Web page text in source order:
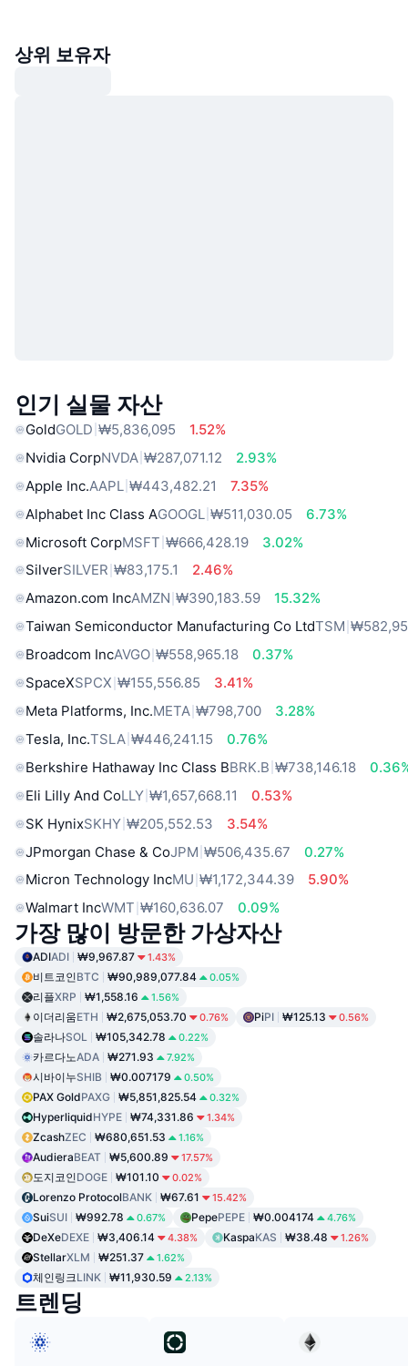
상위 보유자
인기 실물 자산
GoldGOLD ₩5,836,095
1.52%
Nvidia CorpNVDA ₩287,071.12
2.93%
Apple Inc.AAPL ₩443,482.21
7.35%
Alphabet Inc Class AGOOGL ₩511,030.05
6.73%
Microsoft CorpMSFT ₩666,428.19
3.02%
SilverSILVER ₩83,175.1
2.46%
Amazon.com IncAMZN ₩390,183.59
15.32%
Taiwan Semiconductor Manufacturing Co LtdTSM
Broadcom IncAVGO ₩558,965.18
0.37%
SpaceXSPCX ₩155,556.85
3.41%
Meta Platforms, Inc.META ₩798,700
3.28%
Tesla, Inc.TSLA ₩446,241.15
0.76%
Berkshire Hathaway Inc Class BBRK.B ₩738,146.18
Eli Lilly And CoLLY ₩1,657,668.11
0.53%
SK HynixSKHY ₩205,552.53
3.54%
JPmorgan Chase & CoJPM ₩506,435.67
0.27%
Micron Technology IncMU ₩1,172,344.39
5.90%
Walmart IncWMT ₩160,636.07 0.09%
가장 많이 방문한 가상자산
ADIADI ₩9,967.87 1.43%
비트코인BTC ₩90,989,077.84 0.05%
리플XRP ₩1,558.16 1.56%
이더리움ETH ₩2,675,053.70 0.76% PiPI ₩125.13 0.56%
솔라나SOL ₩105,342.78 0.22%
카르다노ADA ₩271.93 7.92%
시바이누SHIB ₩0.007179 0.50%
PAX GoldPAXG ₩5,851,825.54 0.32%
HyperliquidHYPE ₩74,331.86 1.34%
ZcashZEC ₩680,651.53 1.16%
AudieraBEAT ₩5,600.89 17.57%
도지코인DOGE ₩101.10 0.02%
Lorenzo ProtocolBANK ₩67.61 15.42%
SuiSUI ₩992.78 0.67% PepePEPE ₩0.004174 4.76%
DeXeDEXE ₩3,406.14 4.38% KaspaKAS ₩38.48 1.26%
StellarXLM ₩251.37 1.62%
체인링크LINK ₩11,930.59 2.13%
트렌딩